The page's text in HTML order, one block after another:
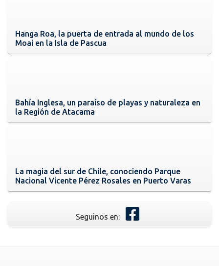
Hanga Roa, la puerta de entrada al mundo de los
Moai en la Isla de Pascua
Bahía Inglesa, un paraíso de playas y naturaleza en
la Región de Atacama
La magia del sur de Chile, conociendo Parque
Nacional Vicente Pérez Rosales en Puerto Varas
Seguinos en: